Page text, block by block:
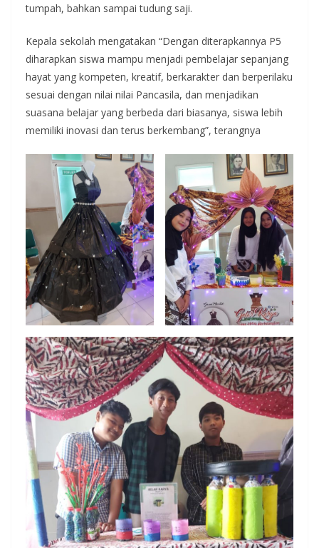
tumpah, bahkan sampai tudung saji.
Kepala sekolah mengatakan “Dengan diterapkannya P5
diharapkan siswa mampu menjadi pembelajar sepanjang
hayat yang kompeten, kreatif, berkarakter dan berperilaku
sesuai dengan nilai nilai Pancasila, dan menjadikan
suasana belajar yang berbeda dari biasanya, siswa lebih
memiliki inovasi dan terus berkembang”, terangnya